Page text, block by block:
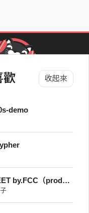
歡 收起來
demo
THE STREET by.FCC（prod.VintageMan Beats）
街聲音樂獎
活節